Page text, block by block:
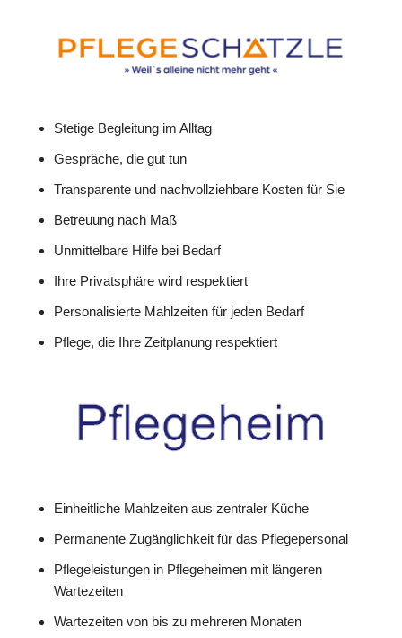
Stetige Begleitung im Alltag
Gespräche, die gut tun
Transparente und nachvollziehbare Kosten für Sie
Betreuung nach Maß
Unmittelbare Hilfe bei Bedarf
Ihre Privatsphäre wird respektiert
Personalisierte Mahlzeiten für jeden Bedarf
Pflege, die Ihre Zeitplanung respektiert
Einheitliche Mahlzeiten aus zentraler Küche
Permanente Zugänglichkeit für das Pflegepersonal
Pflegeleistungen in Pflegeheimen mit längeren
Wartezeiten
Wartezeiten von bis zu mehreren Monaten